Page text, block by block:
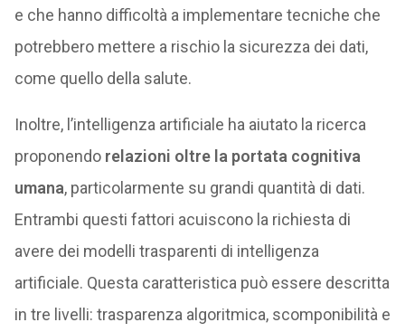
e che hanno difficoltà a implementare tecniche che
potrebbero mettere a rischio la sicurezza dei dati,
come quello della salute.
Inoltre, l’intelligenza artificiale ha aiutato la ricerca
proponendo relazioni oltre la portata cognitiva
umana, particolarmente su grandi quantità di dati.
Entrambi questi fattori acuiscono la richiesta di
avere dei modelli trasparenti di intelligenza
artificiale. Questa caratteristica può essere descritta
in tre livelli: trasparenza algoritmica, scomponibilità e